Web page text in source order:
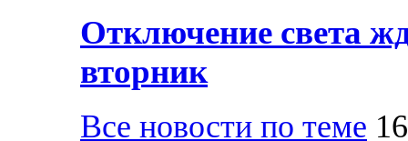
Отключение света
вторник
Все новости по теме